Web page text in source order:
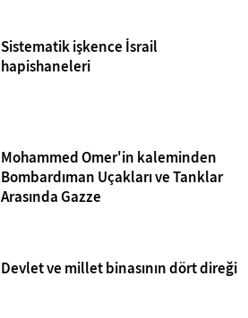
Sistematik işkence İsrail
hapishaneleri
Mohammed Omer'in kaleminden
Bombardıman Uçakları ve Tanklar
Arasında Gazze
Devlet ve millet binasının dört direği